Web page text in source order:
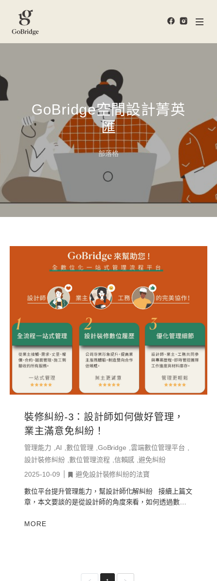
GoBridge空間設計菁英
匯
部落格
裝修糾紛-3：設計師如何做好管理，
業主滿意免糾紛！
管理能力 AI 數位管理 GoBridge
雲端數位管理平台
設計裝修糾紛 數位管理流程 信賴感 避免糾紛
2025-10-09
避免設計裝修糾紛的法寶
數位平台提升管理能力，幫設計師化解糾紛 接續上篇文
章，本文要談的是從設計師的角度來看，如何透過數位
的一段重點，設計公司最重要最...
MORE